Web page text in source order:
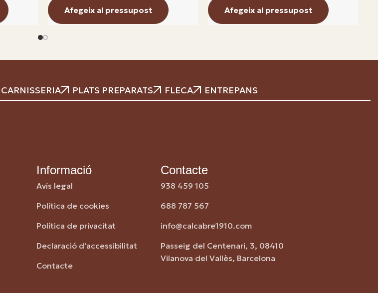
Afegeix al pressupost Afegeix al pressupost
CARNISSERIA PLATS PREPARATS FLECA ENTREPANS
Informació
Avís legal
Política de cookies
Política de privacitat
Declaració d'accessibilitat
Contacte
Contacte
938 459 105
688 787 567
info@calcabre1910.com
Passeig del Centenari, 3, 08410
Vilanova del Vallès, Barcelona